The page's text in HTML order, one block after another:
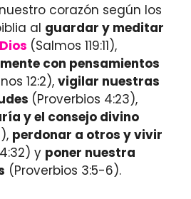
corazón según los
al guardar y meditar
(Salmos 119:11),
con pensamientos
12:2), vigilar nuestras
(Proverbios 4:23),
y el consejo divino
perdonar a otros y vivir
y poner nuestra
(Proverbios 3:5-6).